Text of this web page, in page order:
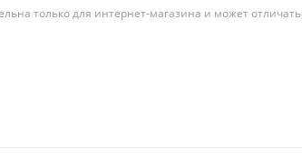
только для интернет-магазина и может